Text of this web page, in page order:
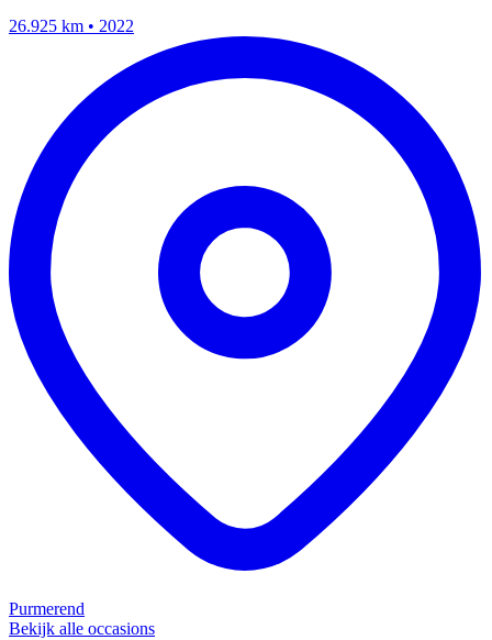
26.925 km • 2022
Purmerend
Bekijk alle occasions